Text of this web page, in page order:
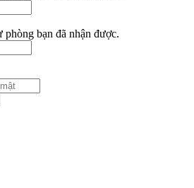
phòng bạn đã nhận được.